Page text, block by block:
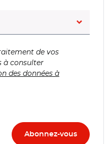
de vos
à consulter
des données à